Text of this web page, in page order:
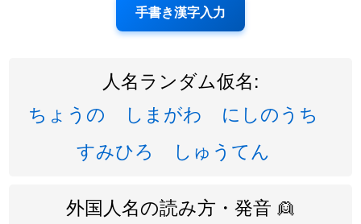
手書き漢字入力
人名ランダム仮名:
ちょうの
しまがわ
にしのうち
すみひろ
しゅうてん
外国人名の読み方・発音 👱